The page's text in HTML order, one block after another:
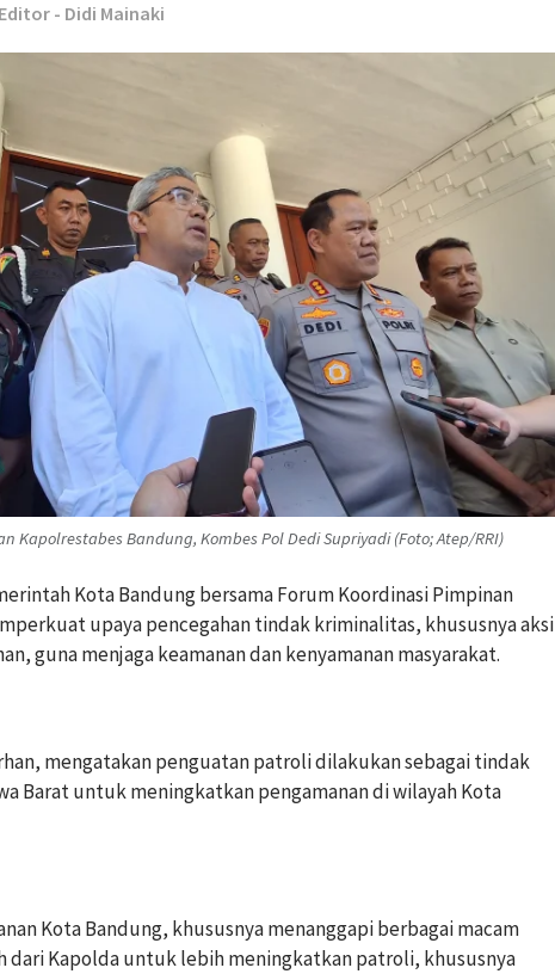
Editor - Didi Mainaki
‎Kapolrestabes Bandung, Kombes Pol Dedi Supriyadi (Foto; Atep/RRI)
Kota Bandung bersama Forum Koordinasi Pimpinan
upaya pencegahan tindak kriminalitas, khususnya aksi
guna menjaga keamanan dan kenyamanan masyarakat.
mengatakan penguatan patroli dilakukan sebagai tindak
Barat untuk meningkatkan pengamanan di wilayah Kota
Kota Bandung, khususnya menanggapi berbagai macam
Kapolda untuk lebih meningkatkan patroli, khususnya